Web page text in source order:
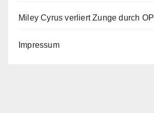
Miley Cyrus verliert Zunge durch OP
Impressum